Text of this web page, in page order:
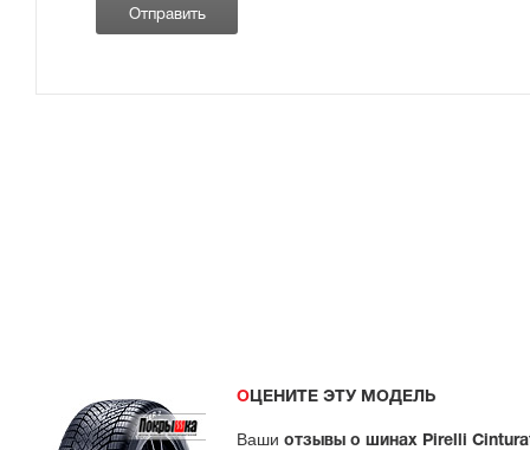
ОЦЕНИТЕ ЭТУ МОДЕЛЬ
Ваши отзывы о шинах Pirelli